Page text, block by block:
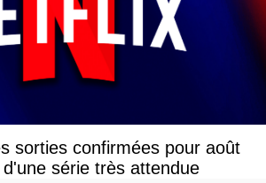
sorties confirmées pour août
série très attendue